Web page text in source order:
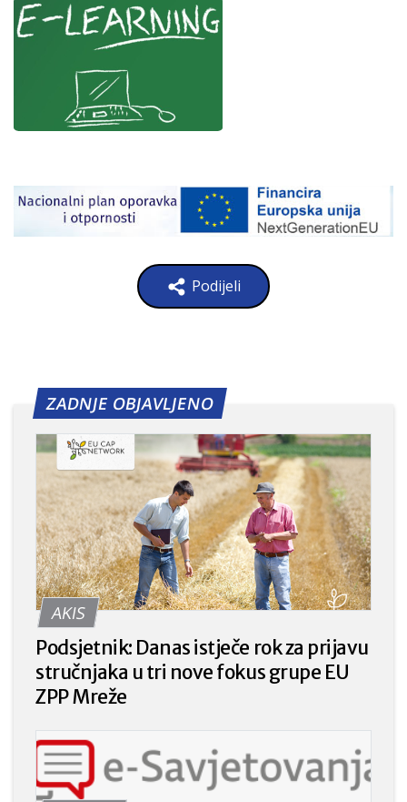
Podijeli
ZADNJE OBJAVLJENO
AKIS
Podsjetnik: Danas istječe rok za prijavu
stručnjaka u tri nove fokus grupe EU
ZPP Mreže